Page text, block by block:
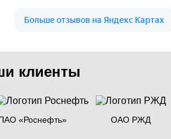
клиенты
«Роснефть» ОАО РЖД